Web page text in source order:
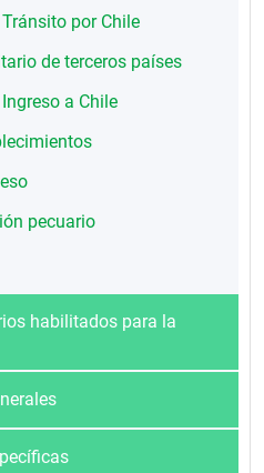
por Chile
de terceros países
a Chile
pecuario
habilitados para la